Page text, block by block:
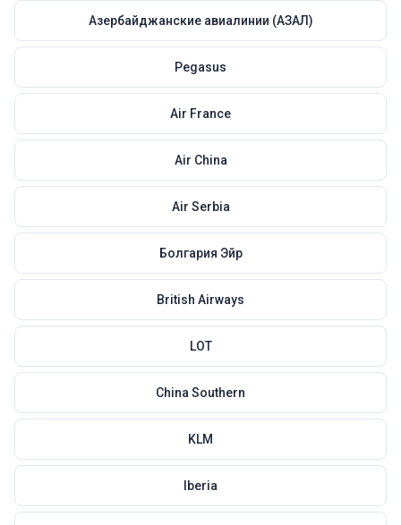
Азербайджанские авиалинии (АЗАЛ)
Pegasus
Air France
Air China
Air Serbia
Болгария Эйр
British Airways
LOT
China Southern
KLM
Iberia